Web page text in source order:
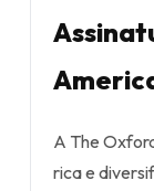
A The
rica e